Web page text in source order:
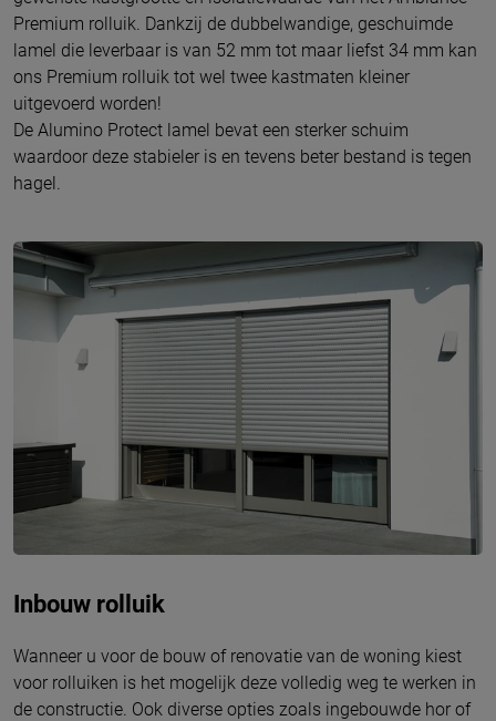
Premium rolluik. Dankzij de dubbelwandige, geschuimde
lamel die leverbaar is van 52 mm tot maar liefst 34 mm kan
ons Premium rolluik tot wel twee kastmaten kleiner
uitgevoerd worden!
De Alumino Protect lamel bevat een sterker schuim
waardoor deze stabieler is en tevens beter bestand is tegen
hagel.
Inbouw rolluik
Wanneer u voor de bouw of renovatie van de woning kiest
voor rolluiken is het mogelijk deze volledig weg te werken in
de constructie. Ook diverse opties zoals ingebouwde hor of